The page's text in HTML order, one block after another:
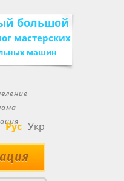
большой
мастерских
машин
Рус Укр